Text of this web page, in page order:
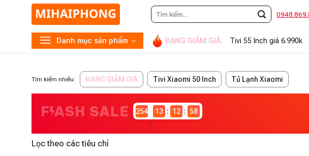
Tìm
kiếm:
Gọi0948.869.866
Danh mục sản phẩm ĐANG GIẢM GIÁ Tivi 55 Inch giá 6.990k
Tìm kiếm nhiều: ĐANG GIẢM GIÁ Tivi Xiaomi 50 Inch Tủ Lạnh Xiaomi
2546980
13 12 58
Lọc theo các tiêu chí